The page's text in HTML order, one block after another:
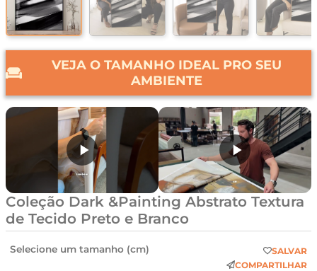
VEJA O TAMANHO IDEAL PRO SEU
AMBIENTE
Coleção Dark &Painting Abstrato Textura
de Tecido Preto e Branco
Selecione um tamanho (cm)
SALVAR
COMPARTILHAR